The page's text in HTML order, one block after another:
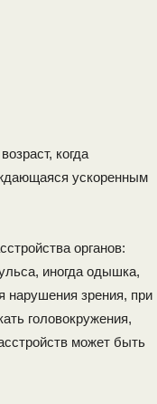
когда
ускоренным
органов:
ино­гда одышка,
нарушения зрения, при
головокружения,
может быть